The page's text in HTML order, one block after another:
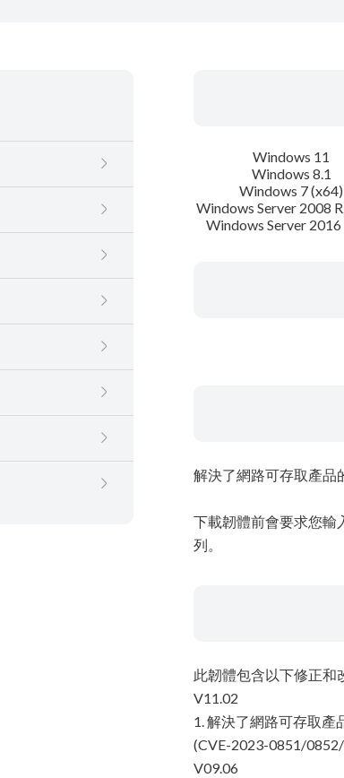
Windows 11
Windows 8.1
Windows 7 (x64)
Windows Server 2008
Windows Server 2016
解決了網路可存取產品
下載韌體前會要求您輸
列。
此韌體包含以下修正和
V11.02
1. 解決了網路可存取產
(CVE-2023-0851/
V09.06